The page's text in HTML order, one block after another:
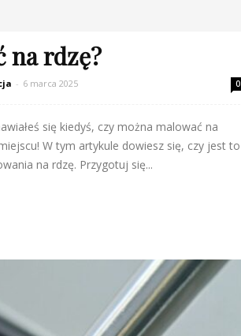
na rdzę?
- 6 marca 2025 0
się kiedyś, czy można malować na
W tym artykule dowiesz się, czy jest to
na rdzę. Przygotuj się...